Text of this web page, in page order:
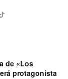
de «Los
protagonista